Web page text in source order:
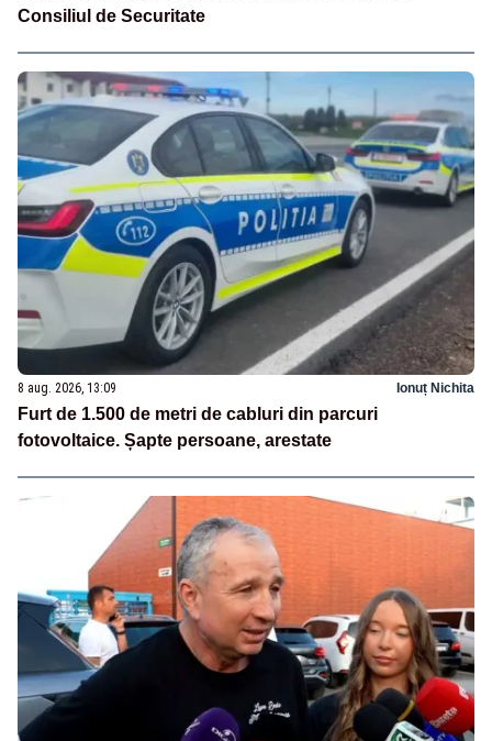
Consiliul de Securitate
8 aug. 2026, 13:09 Ionuț Nichita
Furt de 1.500 de metri de cabluri din parcuri
fotovoltaice. Șapte persoane, arestate